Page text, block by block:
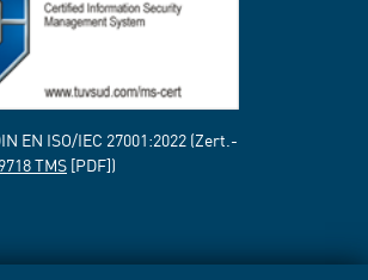
EN ISO/IEC 27001:2022 (Zert.-
TMS[PDF])